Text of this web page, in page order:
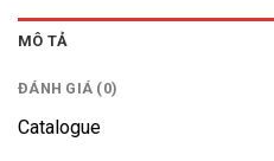
MÔ TẢ
ĐÁNH GIÁ (0)
Catalogue